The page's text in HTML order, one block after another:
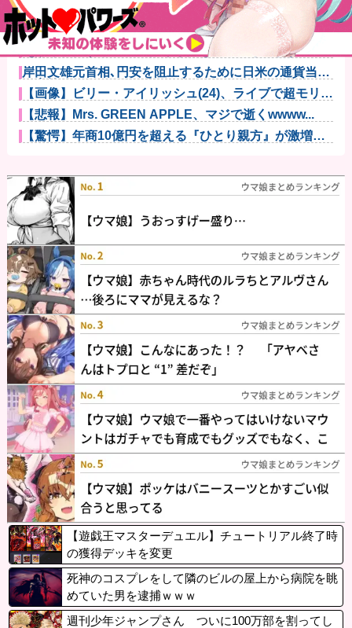
【ヤバすぎ】路上で相手の持ち物に○○を付けて荒稼ぎ
した凶悪犯...
なぜDLCは昔ほど「最初から入れとけ」と言われなく
なったのか...
紹介された男と食事に行くも何を食べても「まずい」
「臭い」と文...
岸田文雄元首相､円安を阻止するために日米の通貨当局
が実施した...
【画像】ビリー・アイリッシュ(24)、ライブで超モリマ
ンスジ...
【悲報】Mrs. GREEN APPLE、マジで逝くwwww...
【驚愕】年商10億円を超える『ひとり親方』が激増
【遊戯王マスターデュエル】チュートリアル終了時
の獲得デッキを変更
死神のコスプレをして隣のビルの屋上から病院を眺
めていた男を逮捕ｗｗｗ
週刊少年ジャンプさん ついに100万部を割ってし